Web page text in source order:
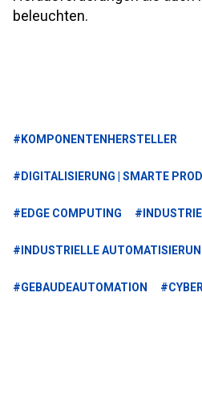
beleuchten.
#KOMPONENTENHERSTELLER
#DIGITALISIERUNG | SMARTE
#EDGE COMPUTING
#INDUSTRIELLE
#GEBAUDEAUTOMATION